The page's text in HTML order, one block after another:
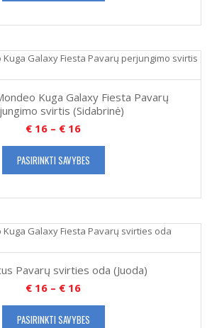
Kuga Galaxy Fiesta Pavarų
svirtis (Sidabrinė)
€ 16 – € 16
PASIRINKTI SAVYBES
Pavarų svirties oda (Juoda)
€ 16 – € 16
PASIRINKTI SAVYBES